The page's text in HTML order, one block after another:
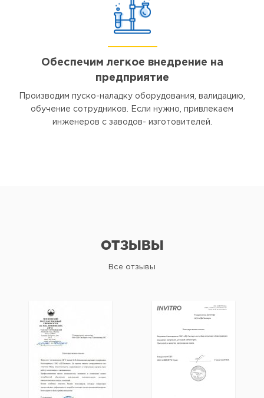
Обеспечим легкое внедрение на
предприятие
Производим пуско-наладку оборудования, валидацию,
обучение сотрудников. Если нужно, привлекаем
инженеров с заводов- изготовителей.
ОТЗЫВЫ
Все отзывы